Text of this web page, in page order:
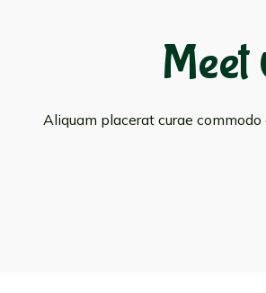
Meet
Aliquam placerat curae